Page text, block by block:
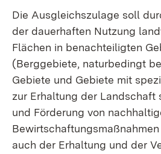
Die Ausgleichszulage soll
der dauerhaften Nutzung
Flächen in benachteiligten
(Berggebiete, naturbedingt
Gebiete und Gebiete mit
zur Erhaltung der Landschaft
und Förderung von
auch der Erhaltung und der